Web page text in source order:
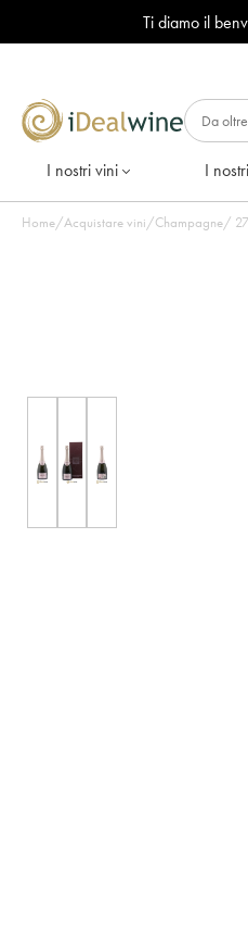
Ti diamo il
I nostri vini I
Home/Acquistare vini/Champagne/